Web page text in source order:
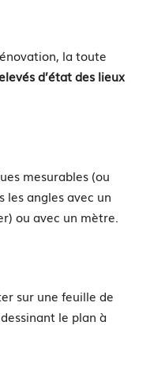
la toute
d’état des lieux
mesurables (ou
les angles avec un
ou avec un mètre.
sur une feuille de
le plan à